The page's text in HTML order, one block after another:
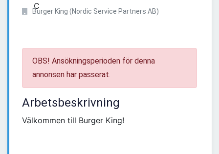
Burger King (Nordic Service Partners AB)
OBS! Ansökningsperioden för denna
annonsen har passerat.
Arbetsbeskrivning
Välkommen till Burger King!